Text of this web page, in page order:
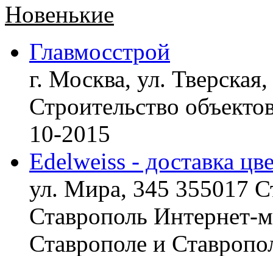
Новенькие
Главмосстрой
г. Москва, ул.
Строительство
10-2015
Edelweiss - доставка
ул. Мира, 345 355017
Ставрополь Интернет-
Ставрополе и